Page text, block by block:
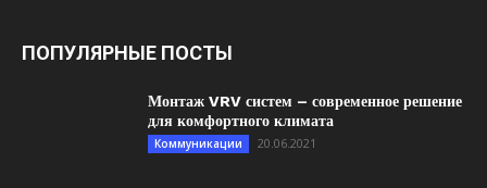
ПОПУЛЯРНЫЕ ПОСТЫ
Монтаж VRV систем – современное решение
для комфортного климата
Коммуникации 20.06.2021